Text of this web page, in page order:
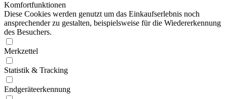
Komfortfunktionen
Diese Cookies werden genutzt um das Einkaufserlebnis noch
ansprechender zu gestalten, beispielsweise für die Wiedererkennung
des Besuchers.
Merkzettel
Statistik & Tracking
Endgeräteerkennung